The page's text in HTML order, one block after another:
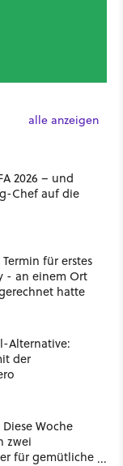
alle anzeigen
2026 – und
Chef auf die
für erstes
- an einem Ort
hatte
Alternative:
der
Woche
zwei
für gemütliche